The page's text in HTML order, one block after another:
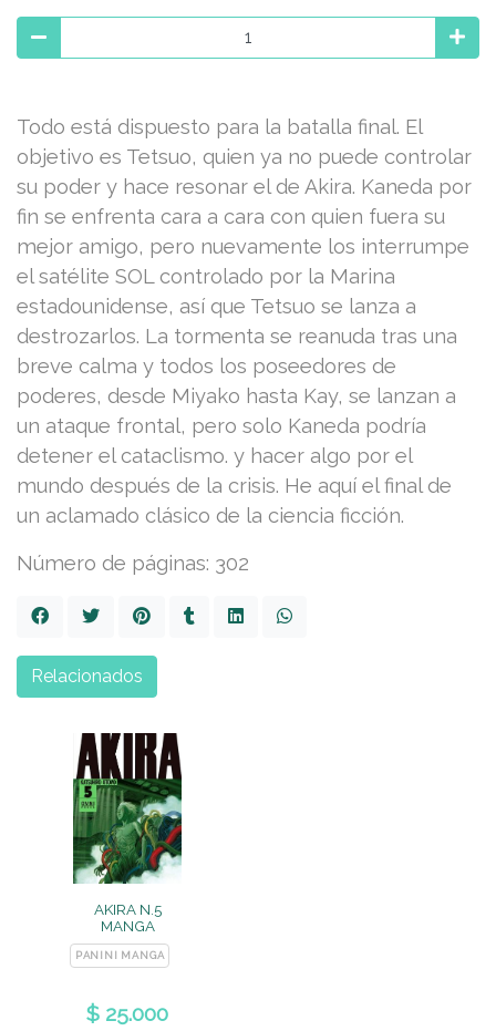
Todo está dispuesto para la batalla final. El
objetivo es Tetsuo, quien ya no puede controlar
su poder y hace resonar el de Akira. Kaneda por
fin se enfrenta cara a cara con quien fuera su
mejor amigo, pero nuevamente los interrumpe
el satélite SOL controlado por la Marina
estadounidense, así que Tetsuo se lanza a
destrozarlos. La tormenta se reanuda tras una
breve calma y todos los poseedores de
poderes, desde Miyako hasta Kay, se lanzan a
un ataque frontal, pero solo Kaneda podría
detener el cataclismo. y hacer algo por el
mundo después de la crisis. He aquí el final de
un aclamado clásico de la ciencia ficción.
Número de páginas: 302
AKIRA N.5
MANGA
PANINI MANGA
$ 25.000
Relacionados